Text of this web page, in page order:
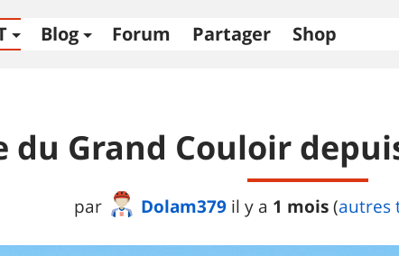
Blog Forum Partager Shop
du Grand Couloir
par Dolam379 il y a 1 mois (autres